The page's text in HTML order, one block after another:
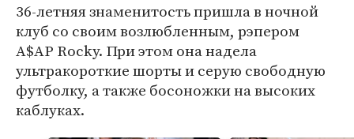
36-летняя знаменитость пришла в ночной
клуб со своим возлюбленным, рэпером
A$AP Rocky. При этом она надела
ультракороткие шорты и серую свободную
футболку, а также босоножки на высоких
каблуках.